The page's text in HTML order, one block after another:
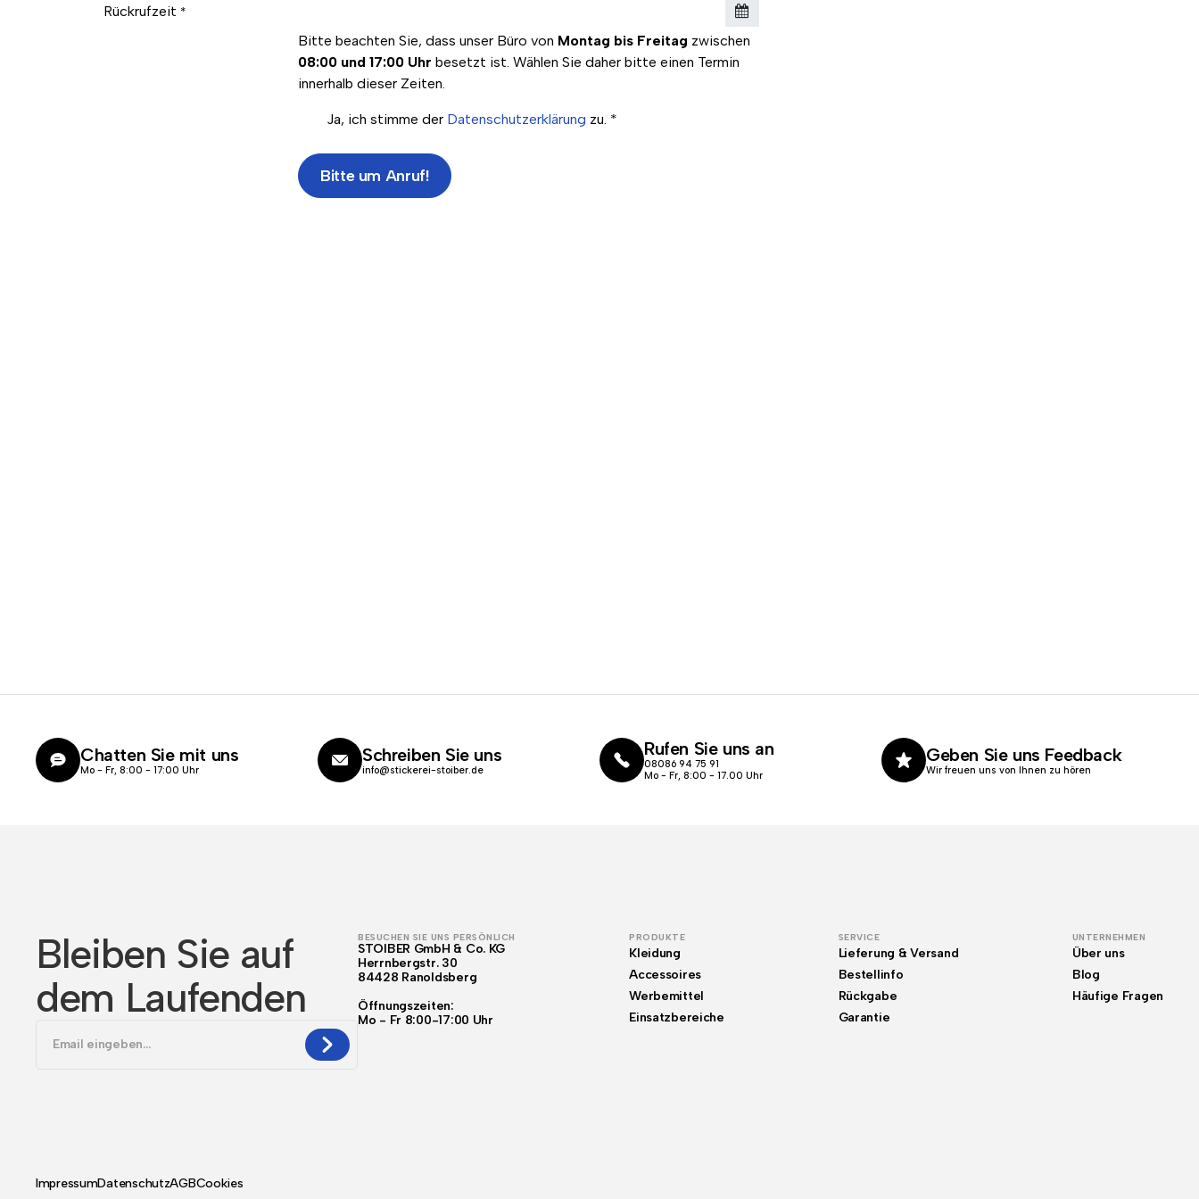
Rückrufzeit *
Bitte beachten Sie, dass unser Büro von Montag bis Freitag zwischen
08:00 und 17:00 Uhr besetzt ist. Wählen Sie daher bitte einen Termin
innerhalb dieser Zeiten.
Ja, ich stimme der Datenschutzerklärung zu. *
Bitte um Anruf!
Chatten Sie mit uns
Mo - Fr, 8:00 - 17:00 Uhr
Schreiben Sie uns
info@stickerei-stoiber.de
Rufen Sie uns an
08086 94 75 91
Mo - Fr, 8:00 - 17.00 Uhr
Geben Sie uns Feedback
Wir freuen uns von Ihnen zu hören
Bleiben Sie auf
dem Laufenden
BESUCHEN SIE UNS PERSÖNLICH
STOIBER GmbH & Co. KG
Herrnbergstr. 30
84428 Ranoldsberg
Öffnungszeiten:
Mo - Fr 8:00-17:00 Uhr
PRODUKTE
Kleidung
Accessoires
Werbemittel
Einsatzbereiche
SERVICE
Lieferung & Versand
Bestellinfo
Rückgabe
Garantie
UNTERNEHMEN
Über uns
Blog
Häufige Fragen
ImpressumDatenschutzAGBCookies